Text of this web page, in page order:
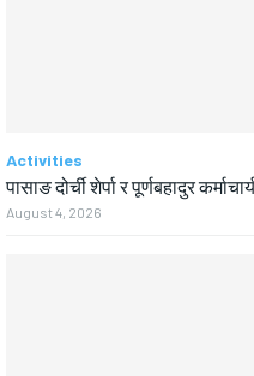
Activities
पासाङ दोर्ची शेर्पा र पूर्णबहादुर
August 4, 2026